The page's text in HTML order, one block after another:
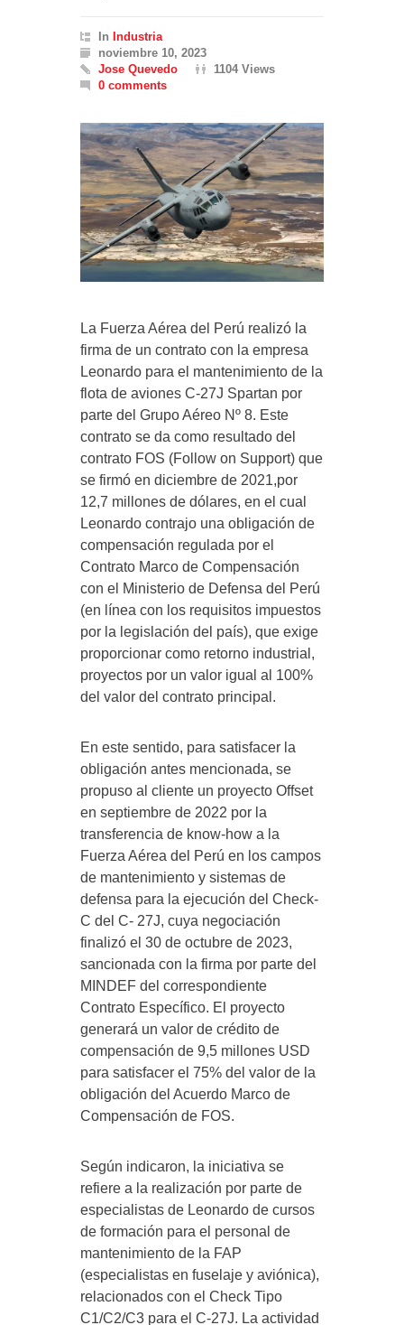
In Industria
noviembre 10, 2023
Jose Quevedo
1104 Views
0 comments
La Fuerza Aérea del Perú realizó la
firma de un contrato con la empresa
Leonardo para el mantenimiento de la
flota de aviones C-27J Spartan por
parte del Grupo Aéreo Nº 8. Este
contrato se da como resultado del
contrato FOS (Follow on Support) que
se firmó en diciembre de 2021,por
12,7 millones de dólares, en el cual
Leonardo contrajo una obligación de
compensación regulada por el
Contrato Marco de Compensación
con el Ministerio de Defensa del Perú
(en línea con los requisitos impuestos
por la legislación del país), que exige
proporcionar como retorno industrial,
proyectos por un valor igual al 100%
del valor del contrato principal.
En este sentido, para satisfacer la
obligación antes mencionada, se
propuso al cliente un proyecto Offset
en septiembre de 2022 por la
transferencia de know-how a la
Fuerza Aérea del Perú en los campos
de mantenimiento y sistemas de
defensa para la ejecución del Check-
C del C- 27J, cuya negociación
finalizó el 30 de octubre de 2023,
sancionada con la firma por parte del
MINDEF del correspondiente
Contrato Específico. El proyecto
generará un valor de crédito de
compensación de 9,5 millones USD
para satisfacer el 75% del valor de la
obligación del Acuerdo Marco de
Compensación de FOS.
Según indicaron, la iniciativa se
refiere a la realización por parte de
especialistas de Leonardo de cursos
de formación para el personal de
mantenimiento de la FAP
(especialistas en fuselaje y aviónica),
relacionados con el Check Tipo
C1/C2/C3 para el C-27J. La actividad